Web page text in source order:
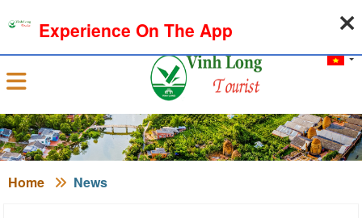
Sign in
Home News
Experience On The App